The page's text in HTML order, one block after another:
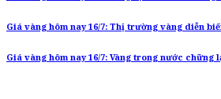
Giá vàng hôm nay 16/7: Thị trường vàng diễn
Giá vàng hôm nay 16/7: Vàng trong nước chững